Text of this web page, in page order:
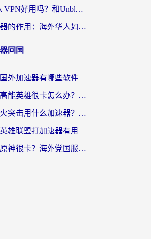
Quickback VPN好用吗？和Unblock YoukuVPN对比哪个回国效果更好？海外党无缝访问国内资源的实用指南
归雁加速器的作用：海外华人如何突破地域限制，无缝拥抱国内资源？
回国
香肠派对国外加速器有哪些软件？海外玩家国服畅玩终极指南（附实测推荐）
在海外玩高能英雄很卡怎么办？2026终极指南帮你告别延迟卡顿
海外打萤火突击用什么加速器？2026实测靠谱方案+多游戏适配指南
在国外打英雄联盟打加速器有用吗知乎？海外玩家亲测：选对工具比什么都重要
在英国玩原神很卡？海外党国服游戏加速终极指南（附实测有效方案）